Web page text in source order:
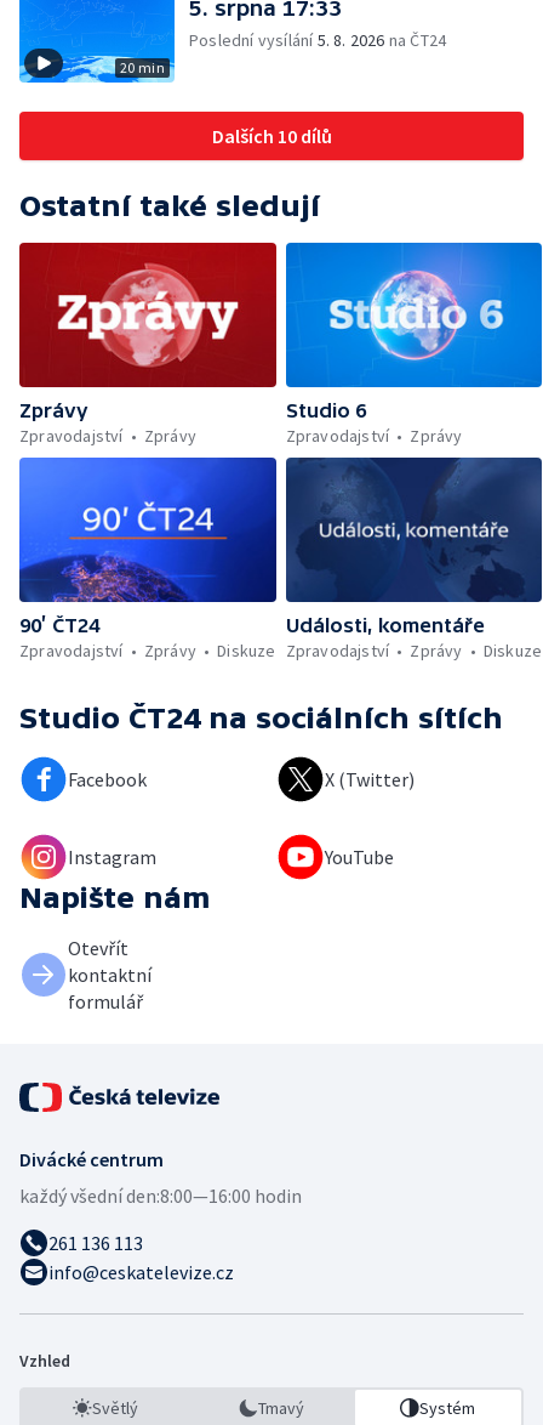
20 min
5. srpna 17:33
Poslední vysílání5. 8. 2026 na ČT24
Dalších 10 dílů
Ostatní také sledují
Zprávy
Zpravodajství
Zprávy
Studio 6
Zpravodajství
Zprávy
90’ ČT24
Zpravodajství
Zprávy Diskuze
Události, komentáře
Zpravodajství
Zprávy Diskuze
Studio ČT24 na sociálních sítích
Facebook X (Twitter)
Instagram YouTube
Napište nám
Otevřít
kontaktní
formulář
Divácké centrum
každý všední den:8:00—16:00 hodin
261 136 113
info@ceskatelevize.cz
Vzhled
Světlý Tmavý Systém